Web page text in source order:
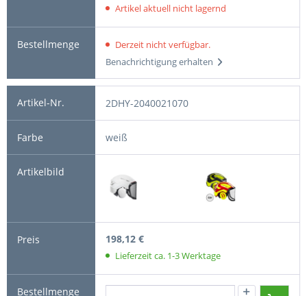
Artikel aktuell nicht lagernd
Derzeit nicht verfügbar.
Benachrichtigung erhalten
2DHY-2040021070
weiß
198,12 €
Lieferzeit ca. 1-3 Werktage